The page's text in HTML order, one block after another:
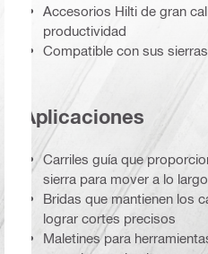
Accesorios Hilti de gran
productividad
Compatible con sus
Aplicaciones
Carriles guía que
sierra para mover a lo
Bridas que mantienen los
lograr cortes precisos
Maletines para